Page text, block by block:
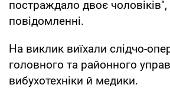
постраждало двоє
повідомленні.
На виклик виїхали слідчо-
головного та районного
вибухотехніки й медики.